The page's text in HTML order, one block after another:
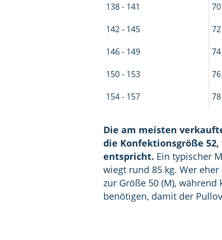
138 - 141
70
142 - 145
72
146 - 149
74
150 - 153
76
154 - 157
78
Die am meisten
die Konfektionsgröße
entspricht. Ein typischer
wiegt rund 85 kg. Wer
zur Größe 50 (M), während
benötigen, damit der